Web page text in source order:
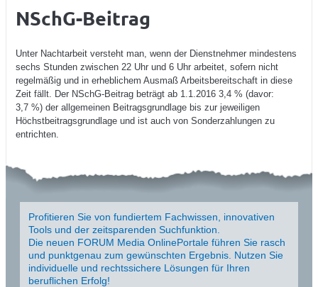
NSchG-Beitrag
Unter Nachtarbeit versteht man, wenn der Dienstnehmer mindestens
sechs Stunden zwischen 22 Uhr und 6 Uhr arbeitet, sofern nicht
regelmäßig und in erheblichem Ausmaß Arbeitsbereitschaft in diese
Zeit fällt. Der NSchG-Beitrag beträgt ab 1.1.2016 3,4 % (davor:
3,7 %) der allgemeinen Beitragsgrundlage bis zur jeweiligen
Höchstbeitragsgrundlage und ist auch von Sonderzahlungen zu
entrichten.
Profitieren Sie von fundiertem Fachwissen, innovativen
Tools und der zeitsparenden Suchfunktion.
Die neuen FORUM Media OnlinePortale führen Sie rasch
und punktgenau zum gewünschten Ergebnis. Nutzen Sie
individuelle und rechtssichere Lösungen für Ihren
beruflichen Erfolg!